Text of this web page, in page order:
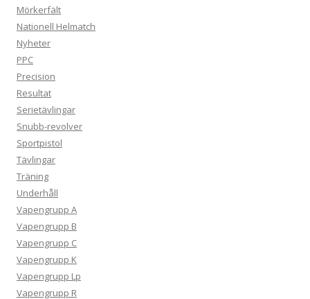
Mörkerfält
Nationell Helmatch
Nyheter
PPC
Precision
Resultat
Serietävlingar
Snubb-revolver
Sportpistol
Tävlingar
Träning
Underhåll
Vapengrupp A
Vapengrupp B
Vapengrupp C
Vapengrupp K
Vapengrupp Lp
Vapengrupp R